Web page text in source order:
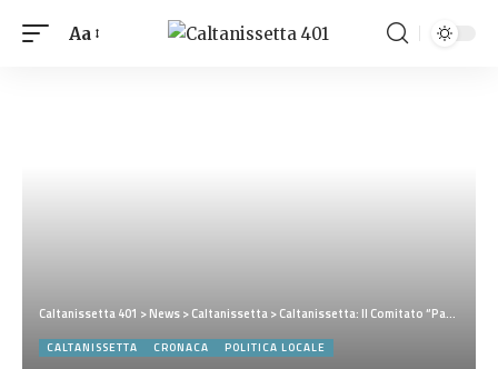
Aa
Caltanissetta 401 >News>Caltanissetta>Caltanissetta: Il Comitato “Parco Antenna Sant’Anna” chiede al Comune la perizia sulle condizioni del traliccio
CALTANISSETTA CRONACA POLITICA LOCALE